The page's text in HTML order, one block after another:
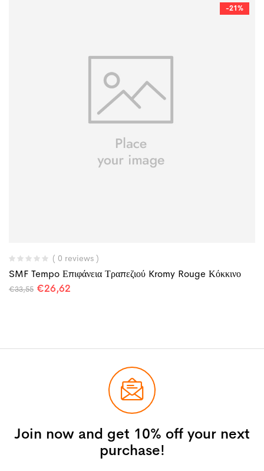
-21%
( 0 reviews )
SMF Tempo Επιφάνεια Τραπεζιού Kromy Rouge Κόκκινο
€33,55 €26,62
Join now and get 10% off your next
purchase!